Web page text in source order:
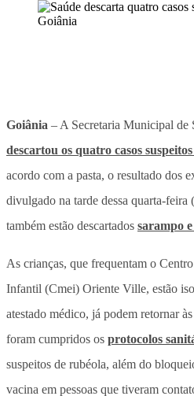
Goiânia – A Secretaria Municipal de
descartou os quatro casos
acordo com a pasta, o resultado dos
divulgado na tarde dessa quarta-feira
também estão descartados sarampo
As crianças, que frequentam o
Infantil (Cmei) Oriente Ville, estão
atestado médico, já podem retornar
foram cumpridos os protocolos
suspeitos de rubéola, além do
vacina em pessoas que tiveram